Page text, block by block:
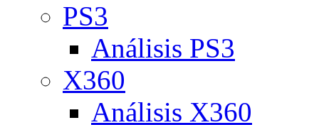
PS3
Análisis PS3
X360
Análisis X360